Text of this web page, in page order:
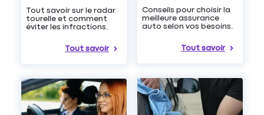
Tout savoir sur le radar
tourelle et comment
éviter les infractions.
Tout savoir
Conseils pour choisir la
meilleure assurance
auto selon vos besoins.
Tout savoir